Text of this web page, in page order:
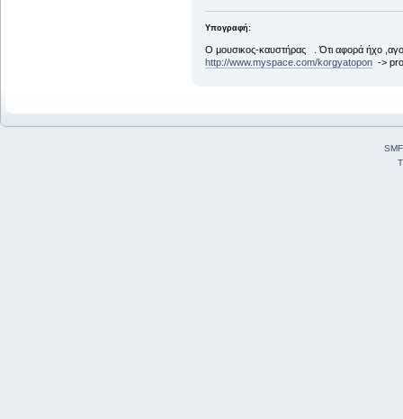
Υπογραφή:
Ο μουσικος-καυστήρας . Ότι αφορά ήχο
http://www.myspace.com/korgyatopon->